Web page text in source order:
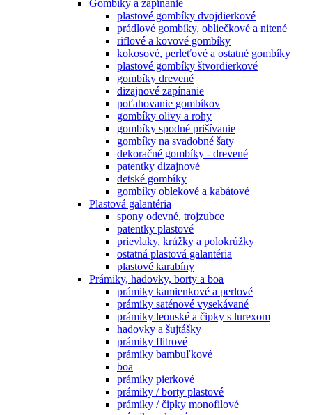
Gombíky a zapínanie
plastové gombíky dvojdierkové
prádlové gombíky, obliečkové a nitené
riflové a kovové gombíky
kokosové, perleťové a ostatné gombíky
plastové gombíky štvordierkové
gombíky drevené
dizajnové zapínanie
poťahovanie gombíkov
gombíky olivy a rohy
gombíky spodné prišívanie
gombíky na svadobné šaty
dekoračné gombíky - drevené
patentky dizajnové
detské gombíky
gombíky oblekové a kabátové
Plastová galantéria
spony odevné, trojzubce
patentky plastové
prievlaky, krúžky a polokrúžky
ostatná plastová galantéria
plastové karabíny
Prámiky, hadovky, borty a boa
prámiky kamienkové a perlové
prámiky saténové vysekávané
prámiky leonské a čipky s lurexom
hadovky a šujtášky
prámiky flitrové
prámiky bambuľkové
boa
prámiky pierkové
prámiky / borty plastové
prámiky / čipky monofilové